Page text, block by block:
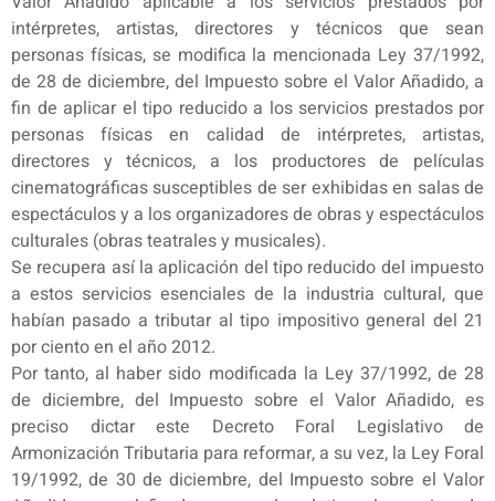
intérpretes, artistas, directores y técnicos que sean
personas físicas, se modifica la mencionada Ley 37/1992,
de 28 de diciembre, del Impuesto sobre el Valor Añadido, a
fin de aplicar el tipo reducido a los servicios prestados por
personas físicas en calidad de intérpretes, artistas,
directores y técnicos, a los productores de películas
cinematográficas susceptibles de ser exhibidas en salas de
espectáculos y a los organizadores de obras y espectáculos
culturales (obras teatrales y musicales).
Se recupera así la aplicación del tipo reducido del impuesto
a estos servicios esenciales de la industria cultural, que
habían pasado a tributar al tipo impositivo general del 21
por ciento en el año 2012.
Por tanto, al haber sido modificada la Ley 37/1992, de 28
de diciembre, del Impuesto sobre el Valor Añadido, es
preciso dictar este Decreto Foral Legislativo de
Armonización Tributaria para reformar, a su vez, la Ley Foral
19/1992, de 30 de diciembre, del Impuesto sobre el Valor